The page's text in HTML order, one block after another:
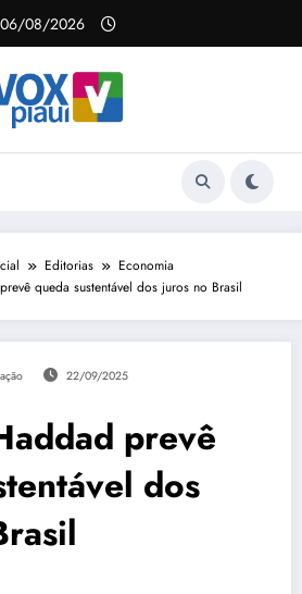
06/08/2026
Editorias
Economia
queda sustentável dos juros no Brasil
22/09/2025
prevê
dos